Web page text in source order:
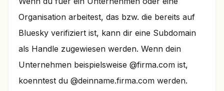
Organisation arbeitest, das bzw. die bereits auf
Bluesky verifiziert ist, kann dir eine Subdomain
als Handle zugewiesen werden. Wenn dein
Unternehmen beispielsweise @firma.com ist,
koenntest du @deinname.firma.com werden.